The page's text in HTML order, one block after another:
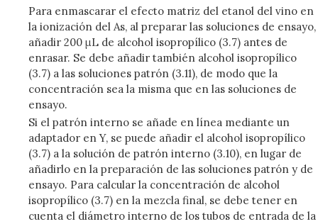
Para enmascarar el efecto matriz del etanol del vino en
la ionización del As, al preparar las soluciones de ensayo,
añadir 200 μL de alcohol isopropílico (3.7) antes de
enrasar. Se debe añadir también alcohol isopropílico
(3.7) a las soluciones patrón (3.11), de modo que la
concentración sea la misma que en las soluciones de
ensayo.
Si el patrón interno se añade en línea mediante un
adaptador en Y, se puede añadir el alcohol isopropílico
(3.7) a la solución de patrón interno (3.10), en lugar de
añadirlo en la preparación de las soluciones patrón y de
ensayo. Para calcular la concentración de alcohol
isopropílico (3.7) en la mezcla final, se debe tener en
cuenta el diámetro interno de los tubos de entrada de la